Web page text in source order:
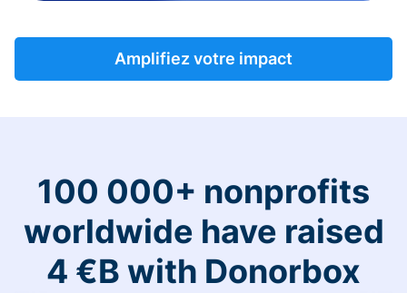
Amplifiez votre impact
100 000+ nonprofits
worldwide have raised
4 €B with Donorbox